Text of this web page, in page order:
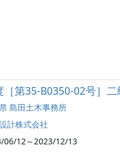
［第35-B0350-02号］
島田土木事務所
計株式会社
06/12～2023/12/13